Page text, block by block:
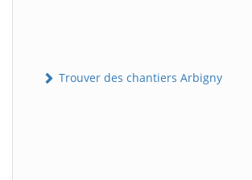
Trouver des chantiers Arbigny